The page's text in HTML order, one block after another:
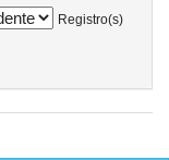
Registro(s)